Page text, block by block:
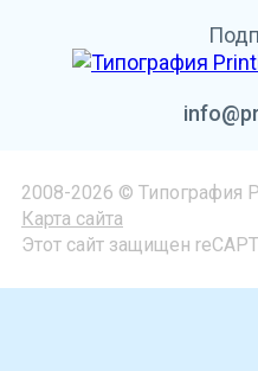
2008-2026 © Типография
Карта сайта
Этот сайт защищен